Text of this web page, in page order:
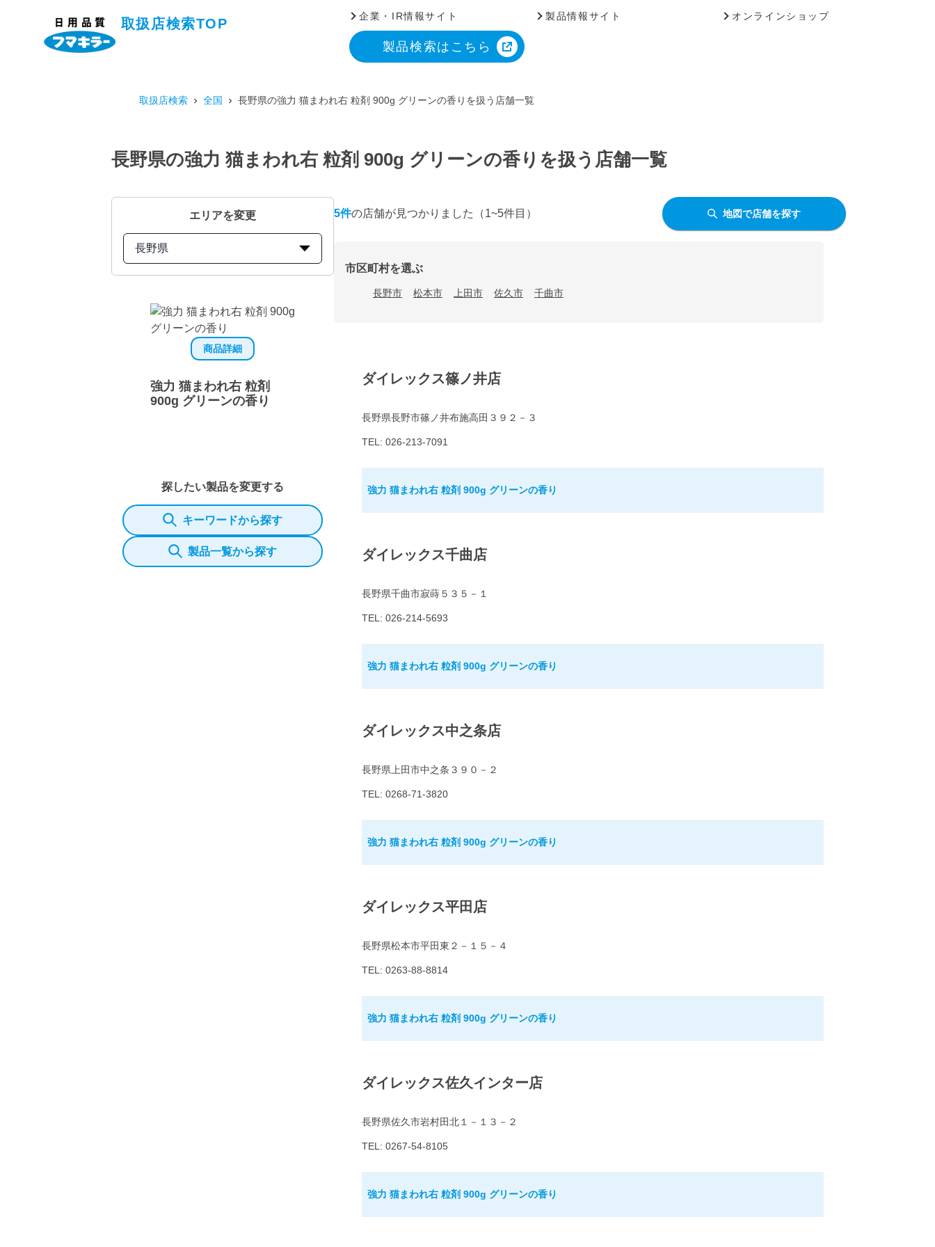
取扱店検索TOP
企業・IR情報サイト 製品情報サイト オンラインショップ
製品検索はこちら
取扱店検索 全国 長野県の強力 猫まわれ右 粒剤 900g グリーンの香りを扱う店舗一覧
長野県の強力 猫まわれ右 粒剤 900g グリーンの香りを扱う店舗一覧
エリアを変更
長野県
商品詳細
強力 猫まわれ右 粒剤
900g グリーンの香り
探したい製品を変更する
キーワードから探す
製品一覧から探す
5件の店舗が見つかりました （1~5件目） 地図で店舗を探す
市区町村を選ぶ
長野市 松本市 上田市 佐久市 千曲市
ダイレックス篠ノ井店
長野県長野市篠ノ井布施高田３９２－３
TEL: 026-213-7091
強力 猫まわれ右 粒剤 900g グリーンの香り
ダイレックス千曲店
長野県千曲市寂蒔５３５－１
TEL: 026-214-5693
強力 猫まわれ右 粒剤 900g グリーンの香り
ダイレックス中之条店
長野県上田市中之条３９０－２
TEL: 0268-71-3820
強力 猫まわれ右 粒剤 900g グリーンの香り
ダイレックス平田店
長野県松本市平田東２－１５－４
TEL: 0263-88-8814
強力 猫まわれ右 粒剤 900g グリーンの香り
ダイレックス佐久インター店
長野県佐久市岩村田北１－１３－２
TEL: 0267-54-8105
強力 猫まわれ右 粒剤 900g グリーンの香り